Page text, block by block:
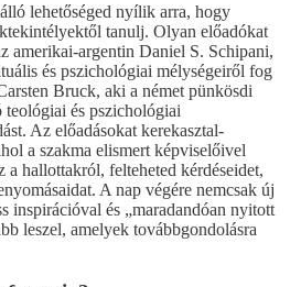
lehetőséged nyílik arra, hogy
tanulj. Olyan előadókat
amerikai-argentin Daniel S. Schipani,
és pszichológiai mélységeiről fog
Bruck, aki a német pünkösdi
teológiai és pszichológiai
Az előadásokat kerekasztal-
a szakma elismert képviselőivel
a hallottakról, felteheted kérdéseidet,
A nap végére nemcsak új
inspirációval és „maradandóan nyitott
leszel, amelyek továbbgondolásra